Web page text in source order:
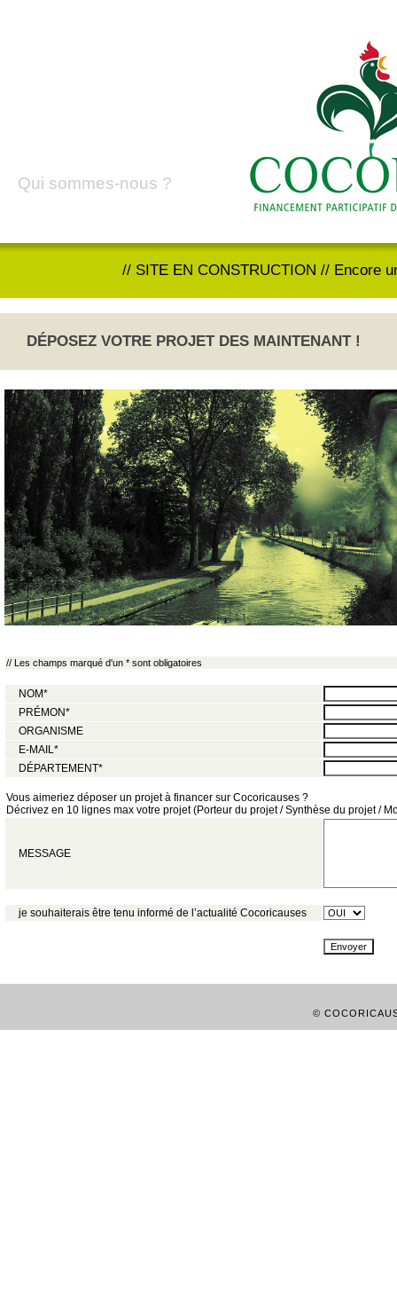
Qui sommes-nous ?
// SITE EN CONSTRUCTION // Encore
DÉPOSEZ VOTRE PROJET DES MAINTENANT !
// Les champs marqué d'un * sont obligatoires
NOM*
PRÉMON*
ORGANISME
E-MAIL*
DÉPARTEMENT*
Vous aimeriez déposer un projet à financer sur Cocoricauses ?
Décrivez en 10 lignes max votre projet (Porteur du projet / Synthèse du projet /
MESSAGE
je souhaiterais être tenu informé de l’actualité Cocoricauses
©